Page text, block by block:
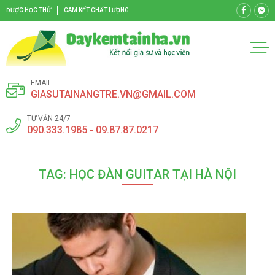
ĐƯỢC HỌC THỬ CAM KẾT CHẤT LƯỢNG
EMAIL
GIASUTAINANGTRE.VN@GMAIL.COM
TƯ VẤN 24/7
090.333.1985 - 09.87.87.0217
TAG: HỌC ĐÀN GUITAR TẠI HÀ NỘI